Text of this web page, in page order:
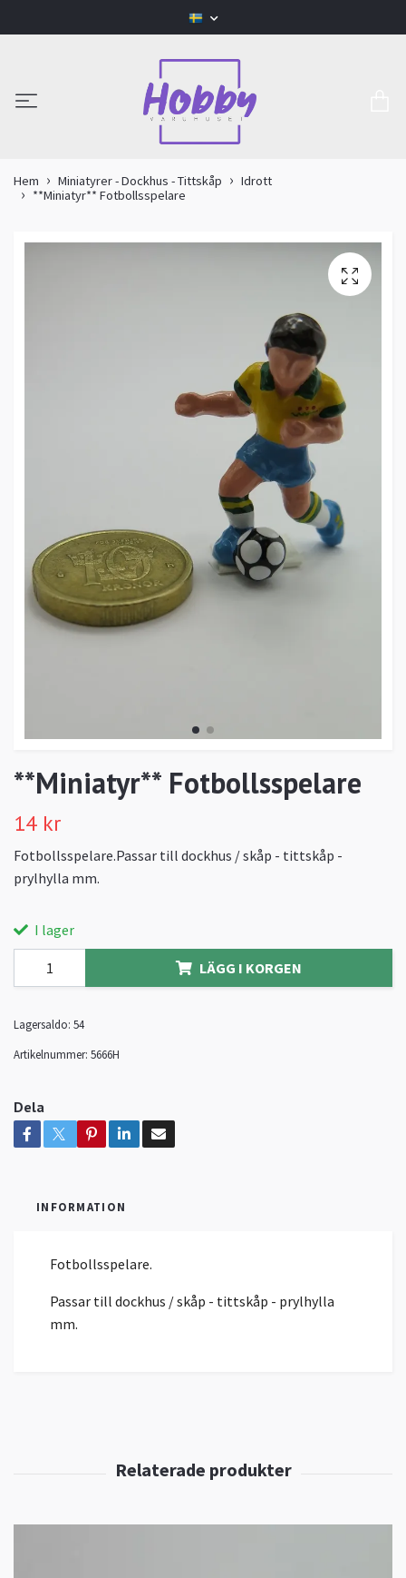
Hem Miniatyrer - Dockhus - Tittskåp
Idrott
**Miniatyr** Fotbollsspelare
**Miniatyr** Fotbollsspelare
14 kr
Fotbollsspelare.Passar till dockhus / skåp - tittskåp -
prylhylla mm.
I lager
LÄGG I KORGEN
Lagersaldo: 54
Artikelnummer: 5666H
Dela
INFORMATION
Fotbollsspelare.
Passar till dockhus / skåp - tittskåp - prylhylla
mm.